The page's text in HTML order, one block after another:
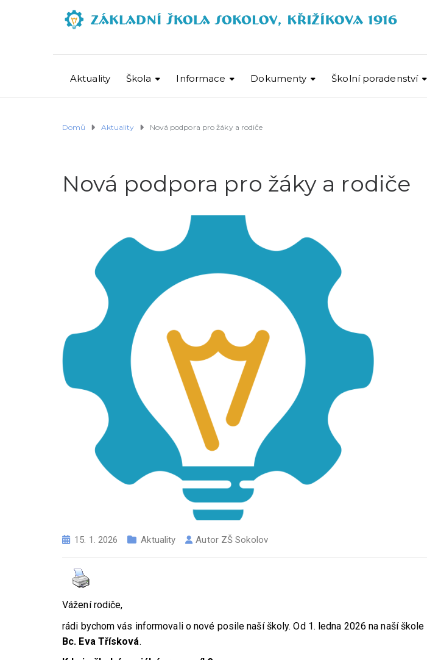
Aktuality Škola Informace Dokumenty Školní poradenství
Domů Aktuality Nová podpora pro žáky a rodiče
Nová podpora pro žáky a rodiče
15. 1. 2026 Aktuality Autor ZŠ Sokolov
Vážení rodiče,
rádi bychom vás informovali o nové posile naší školy. Od 1. ledna 2026 na naší
Bc. Eva Třísková.